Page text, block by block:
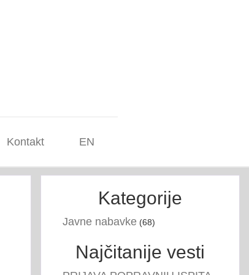
Kontakt EN
Kategorije
Javne nabavke(68)
Najčitanije vesti